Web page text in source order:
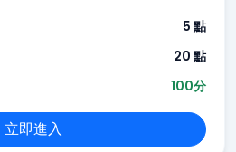
5 點
20 點
100分
立即進入